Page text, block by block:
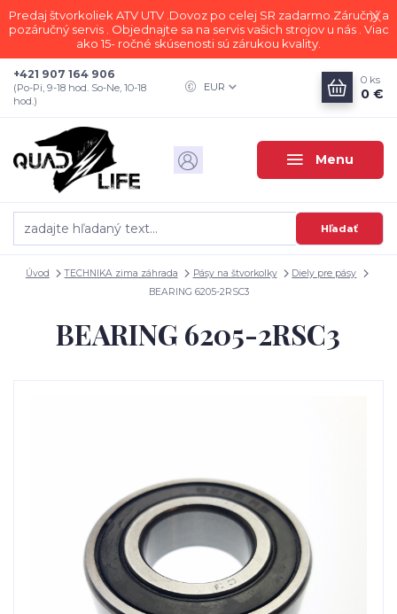
Predaj štvorkoliek ATV UTV .Dovoz po celej SR zadarmo.Záručný a
pozáručný servis . Objednajte sa na servis vašich strojov u nás . Viac
ako 15- ročné skúsenosti sú zárukou kvality.
Menu
EUR
Hľadať
+421 907 164 906
(Po-Pi, 9-18 hod. So-Ne, 10-18
hod.)
0 ks
0 €
Úvod TECHNIKA zima záhrada Pásy na štvorkolky
Diely pre pásy
BEARING 6205-2RSC3
BEARING 6205-2RSC3